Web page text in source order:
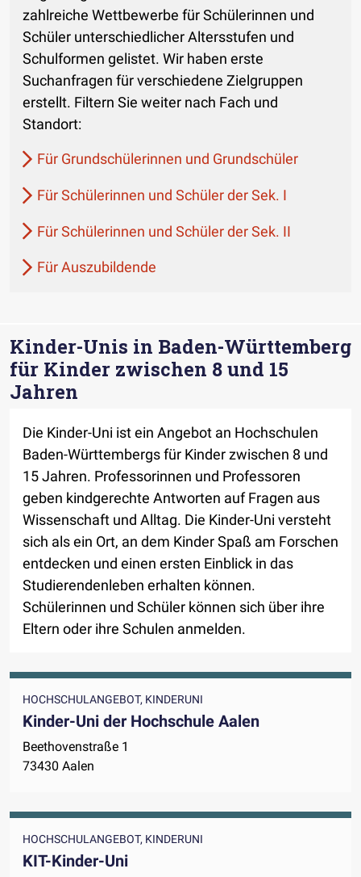
zahlreiche Wettbewerbe für Schülerinnen und
Schüler unterschiedlicher Altersstufen und
Schulformen gelistet. Wir haben erste
Suchanfragen für verschiedene Zielgruppen
erstellt. Filtern Sie weiter nach Fach und
Standort:
Für Grundschülerinnen und Grundschüler
Für Schülerinnen und Schüler der Sek. I
Für Schülerinnen und Schüler der Sek. II
Für Auszubildende
Kinder-Unis in Baden-Württemberg
für Kinder zwischen 8 und 15
Jahren
Die Kinder-Uni ist ein Angebot an Hochschulen
Baden-Württembergs für Kinder zwischen 8 und
15 Jahren. Professorinnen und Professoren
geben kindgerechte Antworten auf Fragen aus
Wissenschaft und Alltag. Die Kinder-Uni versteht
sich als ein Ort, an dem Kinder Spaß am Forschen
entdecken und einen ersten Einblick in das
Studierendenleben erhalten können.
Schülerinnen und Schüler können sich über ihre
Eltern oder ihre Schulen anmelden.
HOCHSCHULANGEBOT, KINDERUNI
Kinder-Uni der Hochschule Aalen
Beethovenstraße 1
73430 Aalen
HOCHSCHULANGEBOT, KINDERUNI
KIT-Kinder-Uni